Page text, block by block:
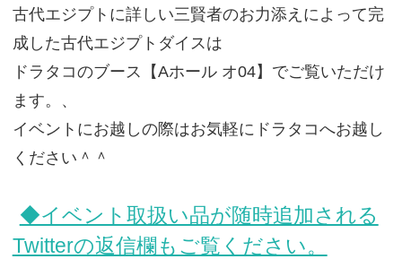
古代エジプトに詳しい三賢者のお力添えによって完
成した古代エジプトダイスは
ドラタコのブース【Aホール オ04】でご覧いただけ
ます。、
イベントにお越しの際はお気軽にドラタコへお越し
ください＾＾
◆イベント取扱い品が随時追加される
Twitterの返信欄もご覧ください。